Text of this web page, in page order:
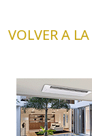
VOLVER A